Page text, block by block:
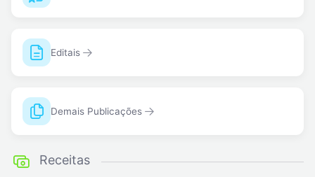
Editais
Demais Publicações
Receitas